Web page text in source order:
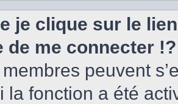
je clique sur le
de me connecter !?
peuvent
la fonction a été